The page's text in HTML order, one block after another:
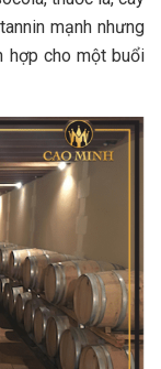
mạnh nhưng
hợp cho một buổi